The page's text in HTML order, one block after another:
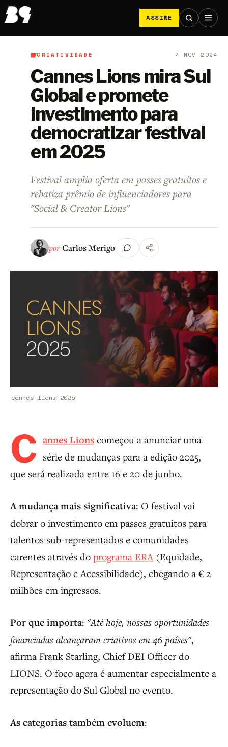
ASSINE
B9/Criatividade
CRIATIVIDADE 7 NOV 2024
Cannes Lions mira Sul
Global e promete
investimento para
democratizar festival
em 2025
Festival amplia oferta em passes gratuitos e
rebatiza prêmio de influenciadores para
"Social & Creator Lions"
porCarlos Merigo
cannes-lions-2025
C annes Lions começou a anunciar uma
série de mudanças para a edição 2025,
que será realizada entre 16 e 20 de junho.
A mudança mais significativa: O festival vai
dobrar o investimento em passes gratuitos para
talentos sub-representados e comunidades
carentes através do programa ERA(Equidade,
Representação e Acessibilidade), chegando a € 2
milhões em ingressos.
Por que importa: "Até hoje, nossas oportunidades
financiadas alcançaram criativos em 46 países",
afirma Frank Starling, Chief DEI Officer do
LIONS. O foco agora é aumentar especialmente a
representação do Sul Global no evento.
As categorias também evoluem: